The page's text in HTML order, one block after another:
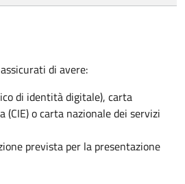
di avere:
di identità digitale), carta
(CIE) o carta nazionale dei servizi
prevista per la presentazione